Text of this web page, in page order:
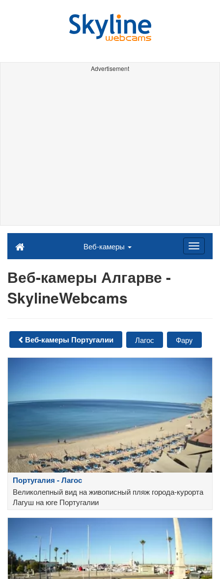
Advertisement
Веб-камеры
Веб-камеры Алгарве -
SkylineWebcams
Веб-камеры Португалии Лагос Фарy
Португалия - Лагос
Великолепный вид на живописный пляж города-курорта
Лагуш на юге Португалии